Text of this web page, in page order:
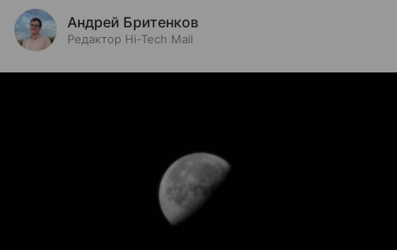
Андрей Бритенков
Редактор Hi-Tech Mail